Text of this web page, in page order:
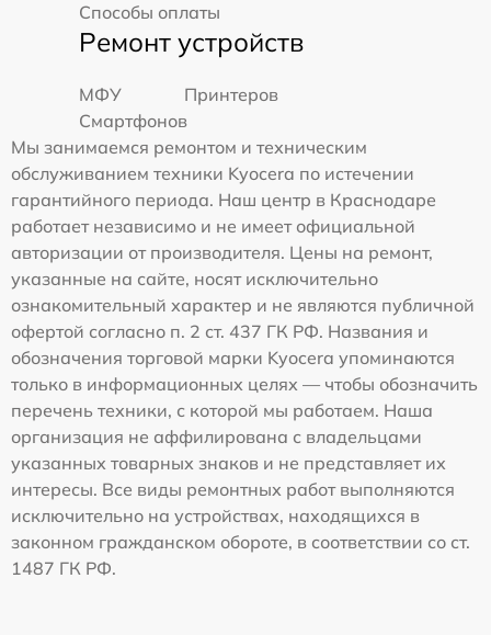
Способы оплаты
Ремонт устройств
МФУ
Принтеров
Смартфонов
Мы занимаемся ремонтом и техническим
обслуживанием техники Kyocera по истечении
гарантийного периода. Наш центр в Краснодаре
работает независимо и не имеет официальной
авторизации от производителя. Цены на ремонт,
указанные на сайте, носят исключительно
ознакомительный характер и не являются публичной
офертой согласно п. 2 ст. 437 ГК РФ. Названия и
обозначения торговой марки Kyocera упоминаются
только в информационных целях — чтобы обозначить
перечень техники, с которой мы работаем. Наша
организация не аффилирована с владельцами
указанных товарных знаков и не представляет их
интересы. Все виды ремонтных работ выполняются
исключительно на устройствах, находящихся в
законном гражданском обороте, в соответствии со ст.
1487 ГК РФ.